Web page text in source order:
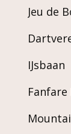
Jeu de
IJsbaan